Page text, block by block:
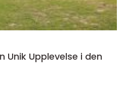
Unik Upplevelse i den